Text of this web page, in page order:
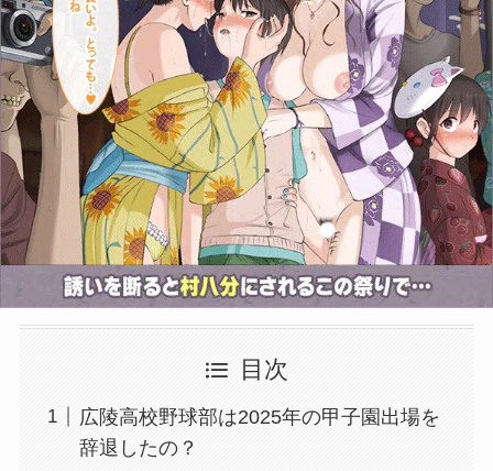
目次
広陵高校野球部は2025年の甲子園出場を
辞退したの？